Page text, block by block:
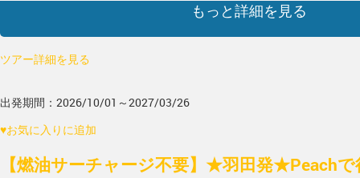
もっと詳細を見る
ツアー詳細を見る
出発期間：2026/10/01～2027/03/26
♥お気に入りに追加
【燃油サーチャージ不要】★羽田発★Peach